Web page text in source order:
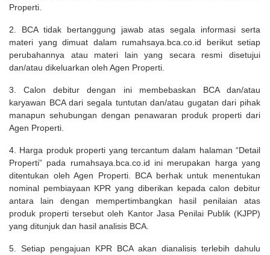
Properti.
2. BCA tidak bertanggung jawab atas segala informasi serta
materi yang dimuat dalam rumahsaya.bca.co.id berikut setiap
perubahannya atau materi lain yang secara resmi disetujui
dan/atau dikeluarkan oleh Agen Properti.
3. Calon debitur dengan ini membebaskan BCA dan/atau
karyawan BCA dari segala tuntutan dan/atau gugatan dari pihak
manapun sehubungan dengan penawaran produk properti dari
Agen Properti.
4. Harga produk properti yang tercantum dalam halaman “Detail
Properti” pada rumahsaya.bca.co.id ini merupakan harga yang
ditentukan oleh Agen Properti. BCA berhak untuk menentukan
nominal pembiayaan KPR yang diberikan kepada calon debitur
antara lain dengan mempertimbangkan hasil penilaian atas
produk properti tersebut oleh Kantor Jasa Penilai Publik (KJPP)
yang ditunjuk dan hasil analisis BCA.
5. Setiap pengajuan KPR BCA akan dianalisis terlebih dahulu